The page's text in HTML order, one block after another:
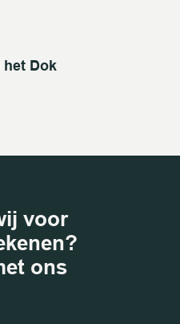
Dok
voor
ons